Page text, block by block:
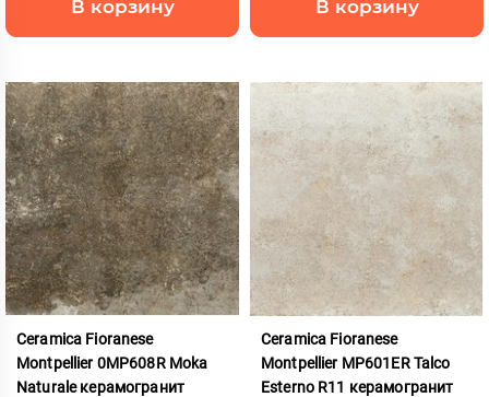
В корзину В корзину
Ceramica Fioranese
Montpellier 0MP608R Moka
Naturale керамогранит
Ceramica Fioranese
Montpellier MP601ER Talco
Esterno R11 керамогранит